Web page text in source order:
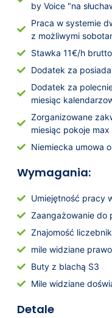
by Voice "na
Praca w systemie
z możliwymi
Stawka 11€/h
Dodatek za
Dodatek za
miesiąc
Zorganizowane
miesiąc pokoje
Niemiecka umowa
Wymagania:
Umiejętność pracy
Zaangażowanie do
Znajomość
mile widziane
Buty z blachą S3
Mile widziane
Detale